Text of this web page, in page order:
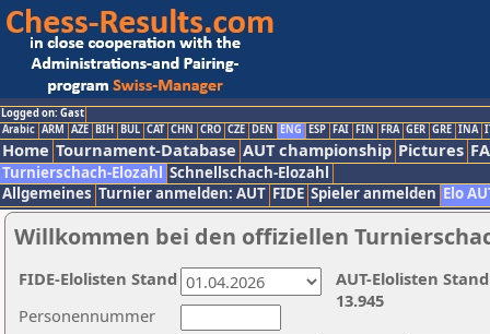
Logged on: Gast
Arabic ARM AZE BIH BUL CAT CHN CRO CZE DEN ENG ESP FAI FIN FRA GER GRE INA
Home Tournament-Database AUT championship Pictures
Turnierschach-Elozahl Schnellschach-Elozahl
Allgemeines Turnier anmelden: AUT FIDE Spieler anmelden Elo
Willkommen bei den offiziellen
Personennummer
AUT-Elolisten
13.945
FIDE-Elolisten Stand